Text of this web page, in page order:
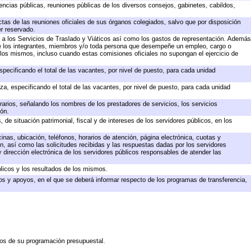
públicas, reuniones públicas de los diversos consejos, gabinetes, cabildos,
de las reuniones oficiales de sus órganos colegiados, salvo que por disposición
reservado.
los Servicios de Traslado y Viáticos así como los gastos de representación. Además
integrantes, miembros y/o toda persona que desempeñe un empleo, cargo o
mismos, incluso cuando estas comisiones oficiales no supongan el ejercicio de
el total de las vacantes, por nivel de puesto, para cada unidad
especificando el total de las vacantes, por nivel de puesto, para cada unidad
señalando los nombres de los prestadores de servicios, los servicios
situación patrimonial, fiscal y de intereses de los servidores públicos, en los
ubicación, teléfonos, horarios de atención, página electrónica, cuotas y
así como las solicitudes recibidas y las respuestas dadas por los servidores
electrónica de los servidores públicos responsables de atender las
y los resultados de los mismos.
y apoyos, en el que se deberá informar respecto de los programas de transferencia,
de su programación presupuestal.